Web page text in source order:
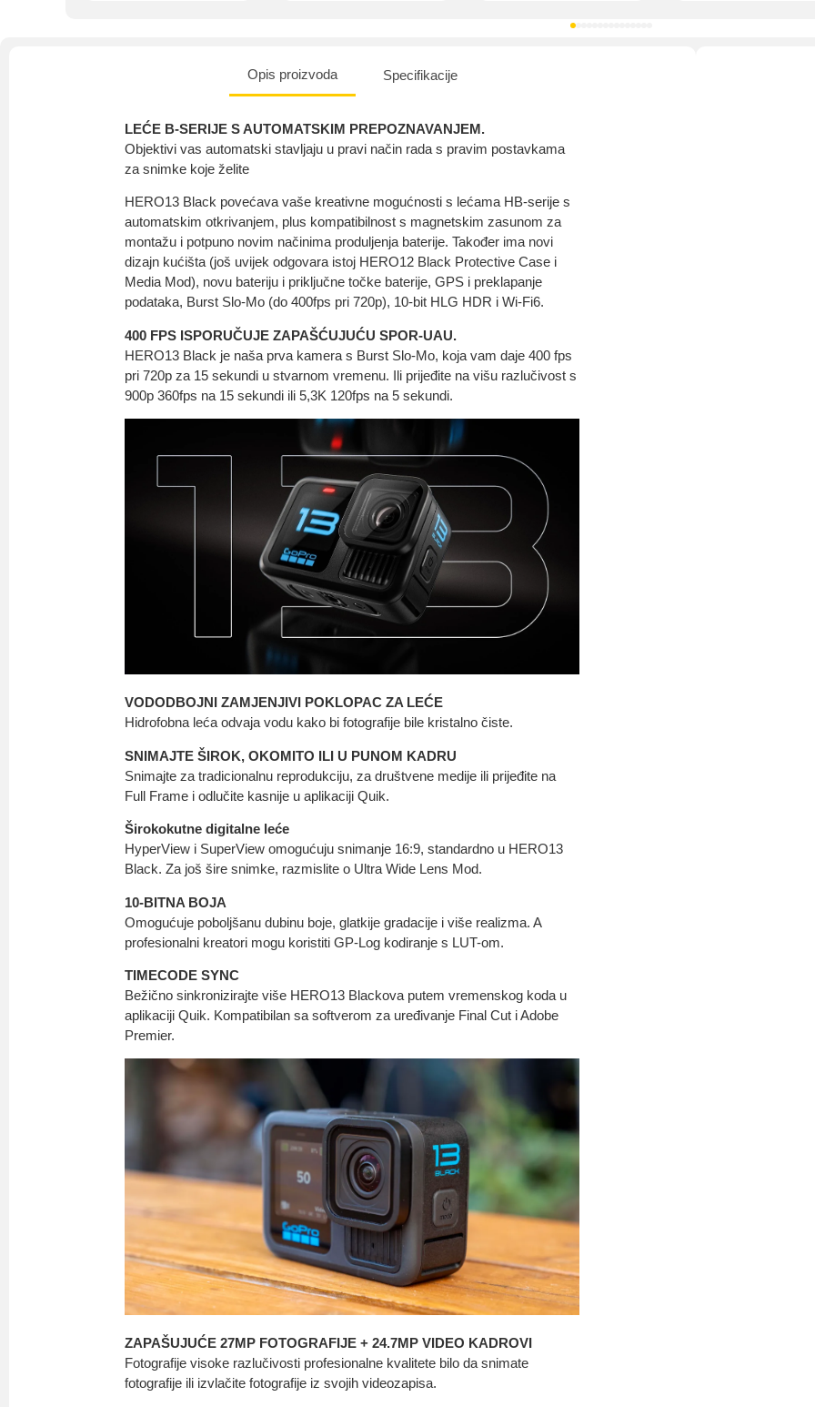
Opis proizvoda Specifikacije
LEĆE B-SERIJE S AUTOMATSKIM PREPOZNAVANJEM.
Objektivi vas automatski stavljaju u pravi način rada s pravim postavkama
za snimke koje želite
HERO13 Black povećava vaše kreativne mogućnosti s lećama HB-serije s
automatskim otkrivanjem, plus kompatibilnost s magnetskim zasunom za
montažu i potpuno novim načinima produljenja baterije. Također ima novi
dizajn kućišta (još uvijek odgovara istoj HERO12 Black Protective Case i
Media Mod), novu bateriju i priključne točke baterije, GPS i preklapanje
podataka, Burst Slo-Mo (do 400fps pri 720p), 10-bit HLG HDR i Wi-Fi6.
400 FPS ISPORUČUJE ZAPAŠĆUJUĆU SPOR-UAU.
HERO13 Black je naša prva kamera s Burst Slo-Mo, koja vam daje 400 fps
pri 720p za 15 sekundi u stvarnom vremenu. Ili prijeđite na višu razlučivost s
900p 360fps na 15 sekundi ili 5,3K 120fps na 5 sekundi.
VODODBOJNI ZAMJENJIVI POKLOPAC ZA LEĆE
Hidrofobna leća odvaja vodu kako bi fotografije bile kristalno čiste.
SNIMAJTE ŠIROK, OKOMITO ILI U PUNOM KADRU
Snimajte za tradicionalnu reprodukciju, za društvene medije ili prijeđite na
Full Frame i odlučite kasnije u aplikaciji Quik.
Širokokutne digitalne leće
HyperView i SuperView omogućuju snimanje 16:9, standardno u HERO13
Black. Za još šire snimke, razmislite o Ultra Wide Lens Mod.
10-BITNA BOJA
Omogućuje poboljšanu dubinu boje, glatkije gradacije i više realizma. A
profesionalni kreatori mogu koristiti GP-Log kodiranje s LUT-om.
TIMECODE SYNC
Bežično sinkronizirajte više HERO13 Blackova putem vremenskog koda u
aplikaciji Quik. Kompatibilan sa softverom za uređivanje Final Cut i Adobe
Premier.
ZAPAŠUJUĆE 27MP FOTOGRAFIJE + 24.7MP VIDEO KADROVI
Fotografije visoke razlučivosti profesionalne kvalitete bilo da snimate
fotografije ili izvlačite fotografije iz svojih videozapisa.